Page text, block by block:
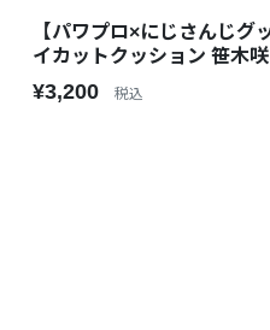
【パワプロ×にじさんじグ
イカットクッション 笹木咲
¥3,200 税込